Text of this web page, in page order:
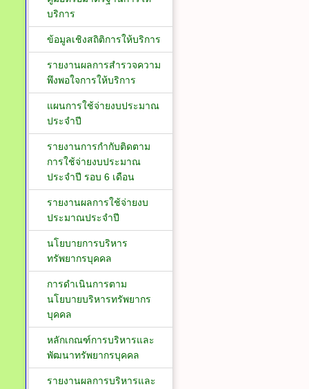
บริการ
ข้อมูลเชิงสถิติการให้บริการ
รายงานผลการสำรวจความ
พึงพอใจการให้บริการ
แผนการใช้จ่ายงบประมาณ
ประจำปี
รายงานการกำกับติดตาม
การใช้จ่ายงบประมาณ
ประจำปี รอบ 6 เดือน
รายงานผลการใช้จ่ายงบ
ประมาณประจำปี
นโยบายการบริหาร
ทรัพยากรบุคคล
การดำเนินการตาม
นโยบายบริหารทรัพยากร
บุคคล
หลักเกณฑ์การบริหารและ
พัฒนาทรัพยากรบุคคล
รายงานผลการบริหารและ